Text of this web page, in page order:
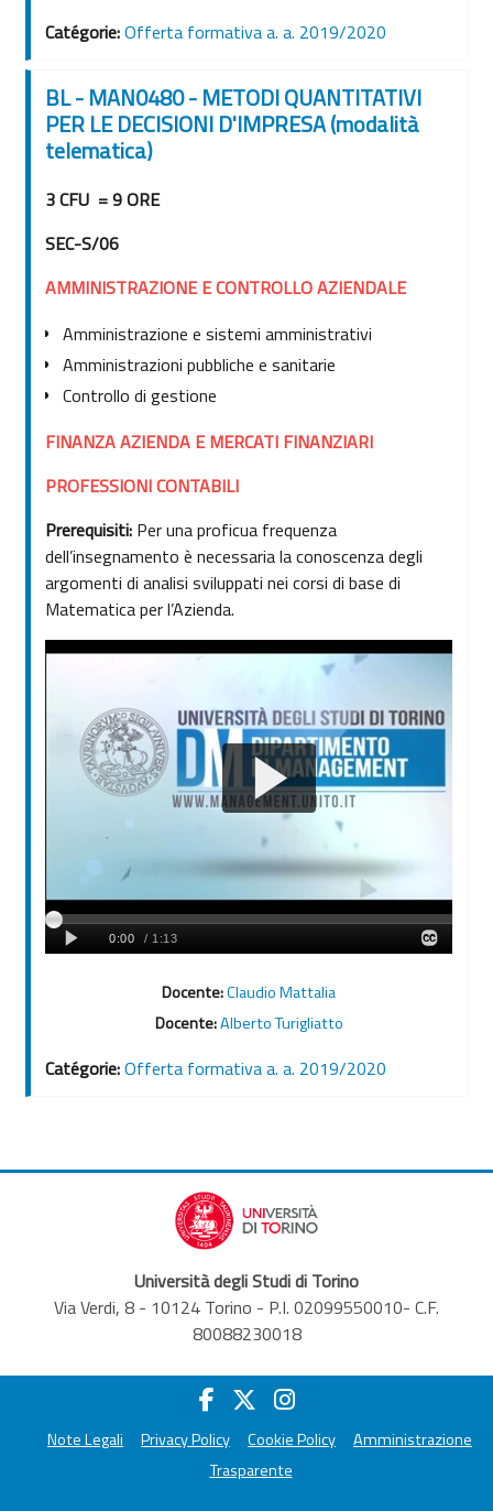
Catégorie:Offerta formativa a. a. 2019/2020
BL - MAN0480 - METODI QUANTITATIVI
PER LE DECISIONI D'IMPRESA (modalità
telematica)
3 CFU = 9 ORE
SEC-S/06
AMMINISTRAZIONE E CONTROLLO AZIENDALE
Amministrazione e sistemi amministrativi
Amministrazioni pubbliche e sanitarie
Controllo di gestione
FINANZA AZIENDA E MERCATI FINANZIARI
PROFESSIONI CONTABILI
Prerequisiti: Per una proficua frequenza
dell’insegnamento è necessaria la conoscenza degli
argomenti di analisi sviluppati nei corsi di base di
Matematica per l’Azienda.
Docente:Claudio Mattalia
Docente:Alberto Turigliatto
Catégorie:Offerta formativa a. a. 2019/2020
Università degli Studi di Torino
Via Verdi, 8 - 10124 Torino - P.I. 02099550010- C.F.
80088230018
Note Legali Privacy Policy Cookie Policy
Amministrazione
Trasparente